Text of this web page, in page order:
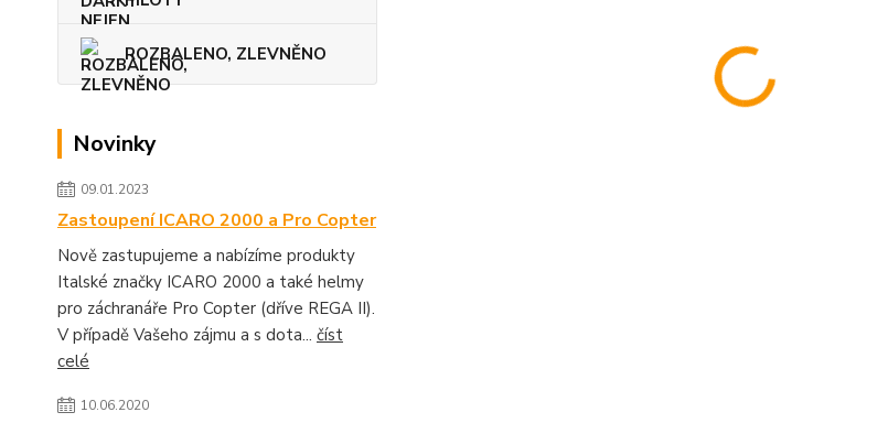
ROZBALENO, ZLEVNĚNO
Novinky
09.01.2023
Zastoupení ICARO 2000 a Pro Copter
Nově zastupujeme a nabízíme produkty
Italské značky ICARO 2000 a také helmy
pro záchranáře Pro Copter (dříve REGA II).
V případě Vašeho zájmu a s dota... číst
celé
10.06.2020